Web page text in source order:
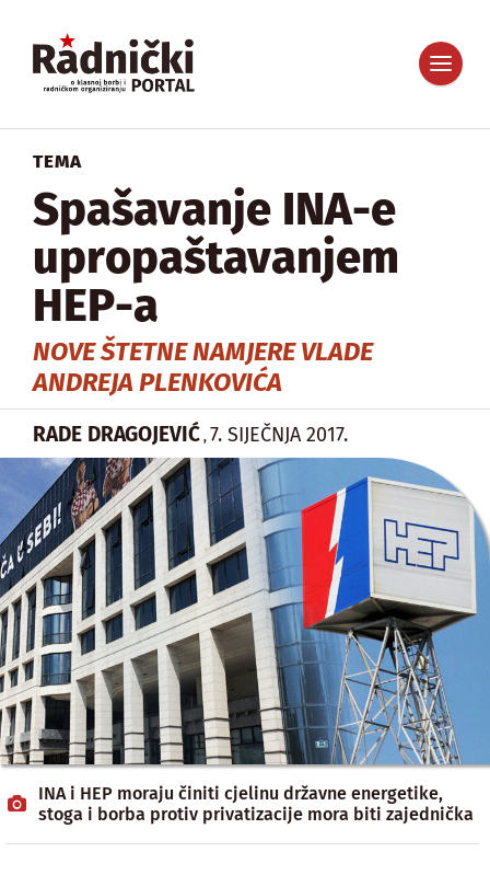
TEMA
Spašavanje INA-e
upropaštavanjem
HEP-a
NOVE ŠTETNE NAMJERE VLADE
ANDREJA PLENKOVIĆA
RADE DRAGOJEVIĆ , 7. SIJEČNJA 2017.
INA i HEP moraju činiti cjelinu državne energetike,
stoga i borba protiv privatizacije mora biti zajednička